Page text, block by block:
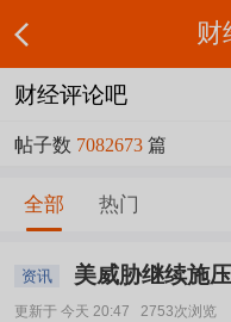
财
财经评论吧
帖子数 7082673 篇
全部 热门
资讯 美威胁继续施
更新于 今天 20:47 2753次浏览